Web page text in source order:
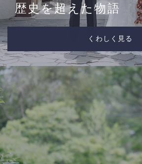
歴史を超えた物語
くわしく見る